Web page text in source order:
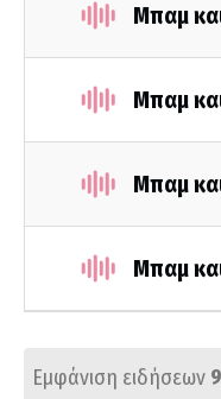
Μπαμ
Μπαμ
Μπαμ
Μπαμ
Εμφάνιση ειδήσεων